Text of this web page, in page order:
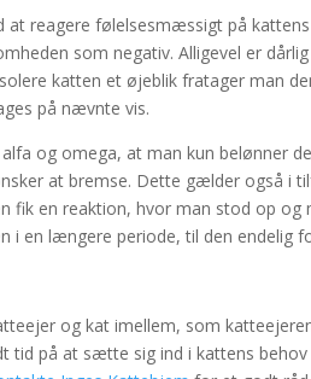
at reagere følelsesmæssigt på
som negativ. Alligevel er
katten et øjeblik fratager man
på nævnte vis.
og omega, at man kun belønner
at bremse. Dette gælder også i
fik en reaktion, hvor man stod op
i en længere periode, til den endelig
og kat imellem, som
tid på at sætte sig ind i kattens